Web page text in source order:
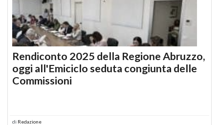
Rendiconto 2025 della Regione Abruzzo,
oggi all'Emiciclo seduta congiunta delle
Commissioni
di Redazione